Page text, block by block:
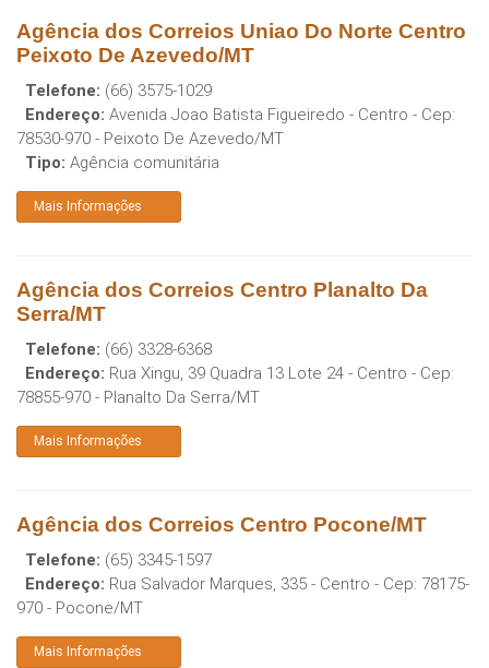
Agência dos Correios Uniao Do Norte Centro
Peixoto De Azevedo/MT
Telefone: (66) 3575-1029
Endereço: Avenida Joao Batista Figueiredo - Centro - Cep:
78530-970 - Peixoto De Azevedo/MT
Tipo: Agência comunitária
Mais Informações
Agência dos Correios Centro Planalto Da
Serra/MT
Telefone: (66) 3328-6368
Endereço: Rua Xingu, 39 Quadra 13 Lote 24 - Centro - Cep:
78855-970 - Planalto Da Serra/MT
Mais Informações
Agência dos Correios Centro Pocone/MT
Telefone: (65) 3345-1597
Endereço: Rua Salvador Marques, 335 - Centro - Cep: 78175-
970 - Pocone/MT
Mais Informações